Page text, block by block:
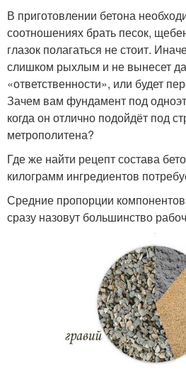
В приготовлении бетона
соотношениях брать песок,
глазок полагаться не стоит.
слишком рыхлым и не вынесет
«ответственности», или будет
Зачем вам фундамент под
когда он отлично подойдёт под
метрополитена?
Где же найти рецепт состава
килограмм ингредиентов
Средние пропорции
сразу назовут большинство